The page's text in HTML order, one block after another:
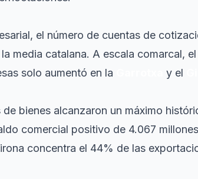
el número de cuentas de
media catalana. A escala comarcal,
solo aumentó en la
y el
de bienes alcanzaron un máximo
comercial positivo de 4.067
concentra el 44% de las